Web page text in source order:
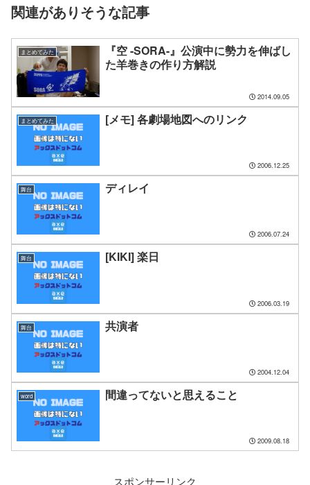
関連がありそうな記事
まとめてみた
『空 -SORA-』公演中に勢力を伸ばし
た羊巻きの作り方解説
2014.09.05
まとめてみた [メモ] 各劇場地図へのリンク
2006.12.25
舞台 ディレイ
2006.07.24
舞台 [KIKI] 楽日
2006.03.19
舞台 共演者
2004.12.04
word 間違ってないと思えること
2009.08.18
スポンサーリンク